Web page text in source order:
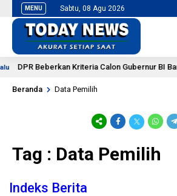
MENU Sabtu, 08 Agu 2026
DPR Beberkan Kriteria Calon Gubernur BI Baru
Beranda Data Pemilih
Tag : Data Pemilih
Indeks Berita